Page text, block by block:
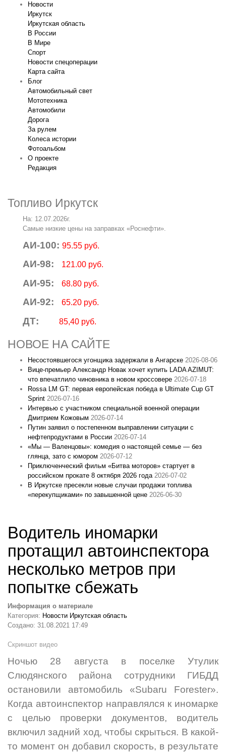
Новости
Иркутск
Иркутская область
В России
В Мире
Спорт
Новости спецоперации
Карта сайта
Блог
Автомобильный свет
Мототехника
Автомобили
Дорога
За рулем
Колеса истории
Фотоальбом
О проекте
Редакция
Топливо Иркутск
На: 12.07.2026г.
Самые низкие цены на заправках «Роснефти».
АИ-100: 95.55 руб.
АИ-98: 121.00 руб.
АИ-95: 68.80 руб.
АИ-92: 65.20 руб.
ДТ: 85,40 руб.
НОВОЕ НА САЙТЕ
Несостоявшегося угонщика задержали в Ангарске 2026-08-06
Вице‑премьер Александр Новак хочет купить LADA AZIMUT:
что впечатлило чиновника в новом кроссовере 2026-07-18
Rossa LM GT: первая европейская победа в Ultimate Cup GT
Sprint 2026-07-16
Интервью с участником специальной военной операции
Дмитрием Кожовым 2026-07-14
Путин заявил о постепенном выправлении ситуации с
нефтепродуктами в России 2026-07-14
«Мы — Валенцовы»: комедия о настоящей семье — без
глянца, зато с юмором 2026-07-12
Приключенческий фильм «Битва моторов» стартует в
российском прокате 8 октября 2026 года 2026-07-02
В Иркутске пресекли новые случаи продажи топлива
«перекупщиками» по завышенной цене 2026-06-30
Водитель иномарки
протащил автоинспектора
несколько метров при
попытке сбежать
Информация о материале
Категория: Новости Иркутская область
Создано: 31.08.2021 17:49
Скриншот видео
Ночью 28 августа в поселке Утулик
Слюдянского района сотрудники ГИБДД
остановили автомобиль «Subaru Forester».
Когда автоинспектор направлялся к иномарке
с целью проверки документов, водитель
включил задний ход, чтобы скрыться. В какой-
то момент он добавил скорость, в результате